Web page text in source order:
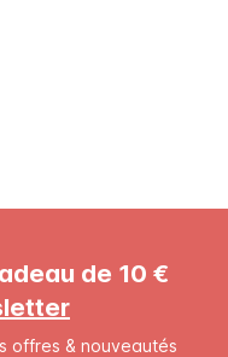
de 10 €
offres & nouveautés